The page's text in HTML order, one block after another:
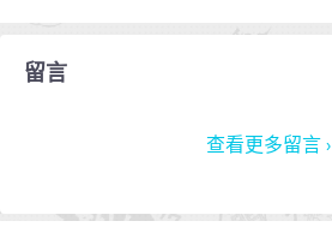
留言
查看更多留言 ›